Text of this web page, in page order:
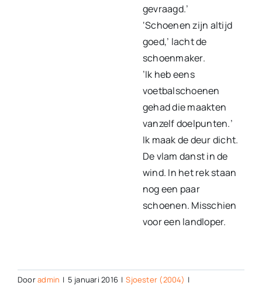
gevraagd.’
‘Schoenen zijn altijd
goed,’ lacht de
schoenmaker.
’Ik heb eens
voetbalschoenen
gehad die maakten
vanzelf doelpunten.’
Ik maak de deur dicht.
De vlam danst in de
wind. In het rek staan
nog een paar
schoenen. Misschien
voor een landloper.
Dooradmin | 5 januari 2016 | Sjoester (2004) |